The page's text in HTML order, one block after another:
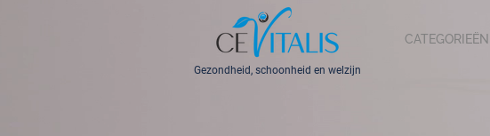
Gezondheid, schoonheid en welzijn
CATEGORIEËN